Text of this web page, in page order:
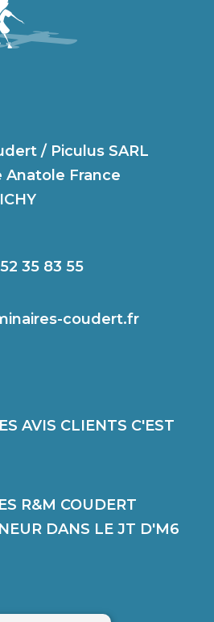
/ Piculus SARL
Anatole France
35 83 55
coudert.fr
AVIS CLIENTS C'EST
R&M COUDERT
DANS LE JT D'M6